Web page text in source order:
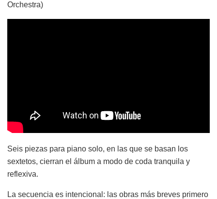
Orchestra)
Seis piezas para piano solo, en las que se basan los
sextetos, cierran el álbum a modo de coda tranquila y
reflexiva.
La secuencia es intencional: las obras más breves primero